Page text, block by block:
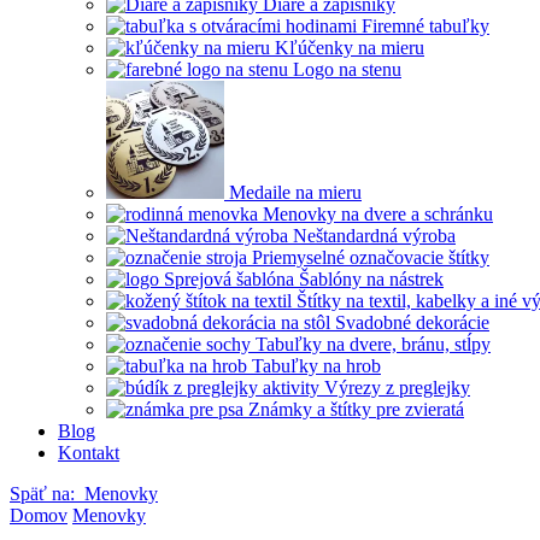
Diáre a zápisníky
Firemné tabuľky
Kľúčenky na mieru
Logo na stenu
Medaile na mieru
Menovky na dvere a schránku
Neštandardná výroba
Priemyselné označovacie štítky
Šablóny na nástrek
Štítky na textil, kabelky a iné
Svadobné dekorácie
Tabuľky na dvere, bránu, stĺpy
Tabuľky na hrob
Výrezy z preglejky
Známky a štítky pre zvieratá
Blog
Kontakt
Späť na: Menovky
Domov Menovky